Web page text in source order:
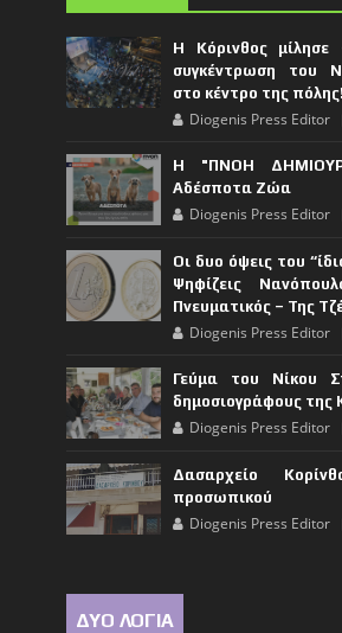
Η Κόρινθος μίλησε
συγκέντρωση του
στο κέντρο της πόλης!
Diogenis Press Editor
Η "ΠΝΟΗ
Αδέσποτα Ζώα
Diogenis Press Editor
Οι δυο όψεις του
Ψηφίζεις
Πνευματικός – Της
Diogenis Press Editor
Γεύμα του Νίκου
δημοσιογράφους της
Diogenis Press Editor
Δασαρχείο
προσωπικού
Diogenis Press Editor
ΔΥΟ ΛΟΓΙΑ